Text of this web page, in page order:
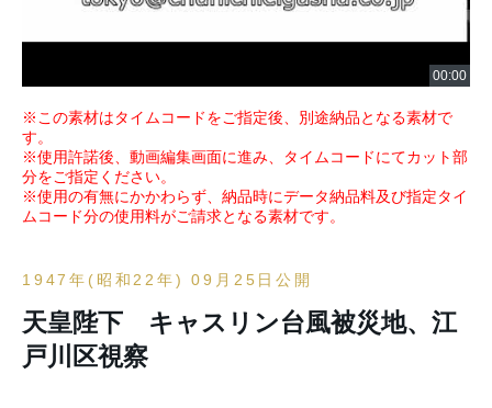
※この素材はタイムコードをご指定後、別途納品となる素材で
す。
※使用許諾後、動画編集画面に進み、タイムコードにてカット部
分をご指定ください。
※使用の有無にかかわらず、納品時にデータ納品料及び指定タイ
ムコード分の使用料がご請求となる素材です。
1947年(昭和22年) 09月25日公開
天皇陛下 キャスリン台風被災地、江
戸川区視察